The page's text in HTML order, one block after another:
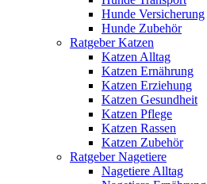
Hunde Versicherung
Hunde Zubehör
Ratgeber Katzen
Katzen Alltag
Katzen Ernährung
Katzen Erziehung
Katzen Gesundheit
Katzen Pflege
Katzen Rassen
Katzen Zubehör
Ratgeber Nagetiere
Nagetiere Alltag